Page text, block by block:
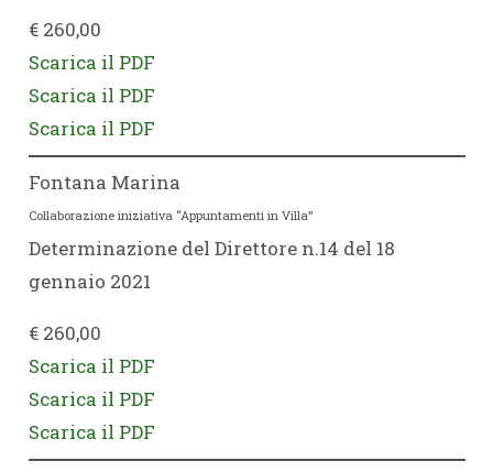
€ 260,00
Scarica il PDF
Scarica il PDF
Scarica il PDF
Fontana Marina
Collaborazione iniziativa “Appuntamenti in Villa”
Determinazione del Direttore n.14 del 18
gennaio 2021
€ 260,00
Scarica il PDF
Scarica il PDF
Scarica il PDF